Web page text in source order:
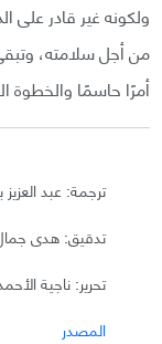
ولكونه غير قادر
من أجل سلامته،
أمرًا حاسمًا والخطوة
ترجمة: عبد
تدقيق: هدى
تحرير: ناجية
المصدر